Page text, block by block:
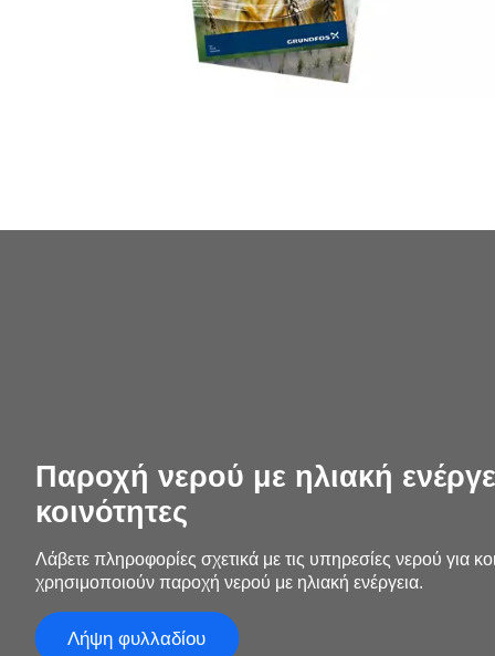
Παροχή νερού με ηλιακή
κοινότητες
Λάβετε πληροφορίες σχετικά με τις υπηρεσίες νερού για
χρησιμοποιούν παροχή νερού με ηλιακή ενέργεια.
Λήψη φυλλαδίου